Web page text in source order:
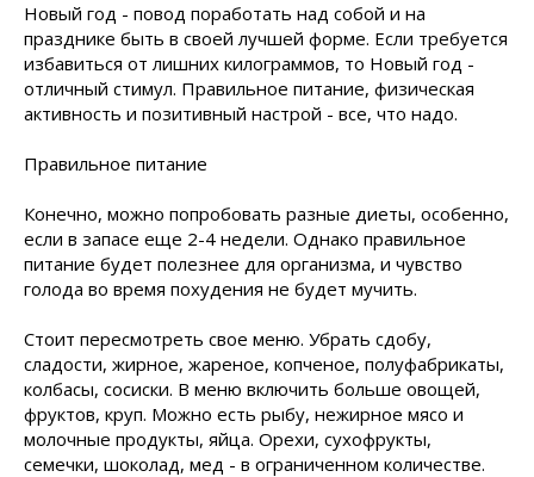
Новый год - повод поработать над собой и на
празднике быть в своей лучшей форме. Если требуется
избавиться от лишних килограммов, то Новый год -
отличный стимул. Правильное питание, физическая
активность и позитивный настрой - все, что надо.
Правильное питание
Конечно, можно попробовать разные диеты, особенно,
если в запасе еще 2-4 недели. Однако правильное
питание будет полезнее для организма, и чувство
голода во время похудения не будет мучить.
Стоит пересмотреть свое меню. Убрать сдобу,
сладости, жирное, жареное, копченое, полуфабрикаты,
колбасы, сосиски. В меню включить больше овощей,
фруктов, круп. Можно есть рыбу, нежирное мясо и
молочные продукты, яйца. Орехи, сухофрукты,
семечки, шоколад, мед - в ограниченном количестве.